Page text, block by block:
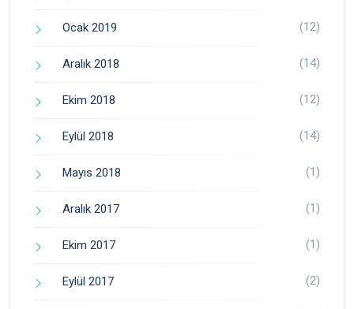
Ocak 2019 (12)
Aralık 2018 (14)
Ekim 2018 (12)
Eylül 2018 (14)
Mayıs 2018 (1)
Aralık 2017 (1)
Ekim 2017 (1)
Eylül 2017 (2)